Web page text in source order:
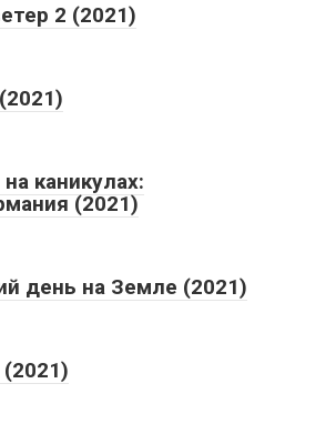
2 (2021)
каникулах:
(2021)
день на Земле (2021)
(2021)